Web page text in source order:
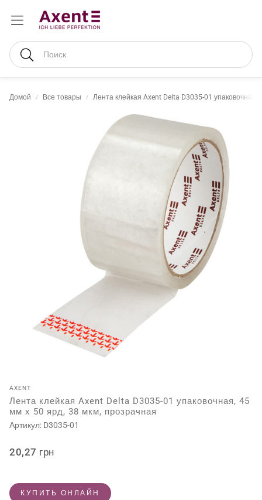
Поиск
Домой Все товары Лента клейкая Axent Delta D3035-01
AXENT
Лента клейкая Axent Delta D3035-01 упаковочная, 45
мм х 50 ярд, 38 мкм, прозрачная
Артикул: D3035-01
Обычная
20,27 грн
КУПИТЬ ОНЛАЙН